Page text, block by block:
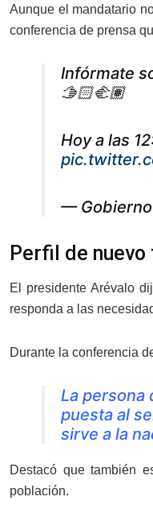
Aunque el mandatario
conferencia de prensa
Infórmate
🫱🏻‍🫲🏽
Hoy a las
—
Perfil de nuevo
El presidente Arévalo
responda a las
Durante la conferencia
La persona
puesta al
sirve a la
Destacó que también
población.